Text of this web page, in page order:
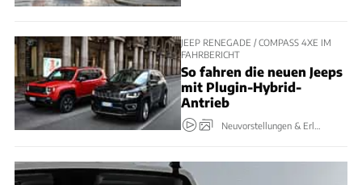
JEEP RENEGADE / COMPASS 4XE IM
FAHRBERICHT
So fahren die neuen Jeeps
mit Plugin-Hybrid-
Antrieb
Neuvorstellungen & Erlkönige